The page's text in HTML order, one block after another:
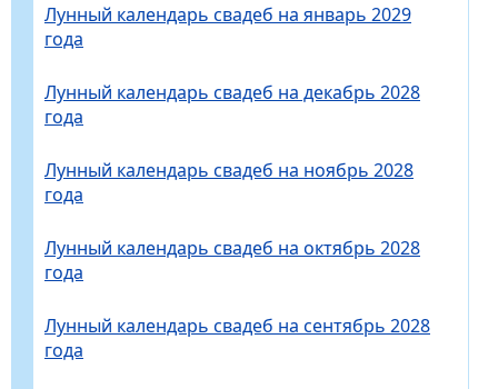
Лунный календарь свадеб на январь 2029
года
Лунный календарь свадеб на декабрь 2028
года
Лунный календарь свадеб на ноябрь 2028
года
Лунный календарь свадеб на октябрь 2028
года
Лунный календарь свадеб на сентябрь 2028
года